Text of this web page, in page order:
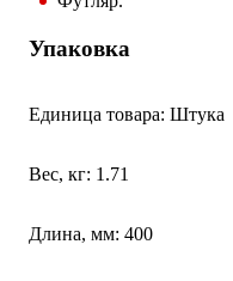
Упаковка
Единица товара: Штука
Вес, кг: 1.71
Длина, мм: 400